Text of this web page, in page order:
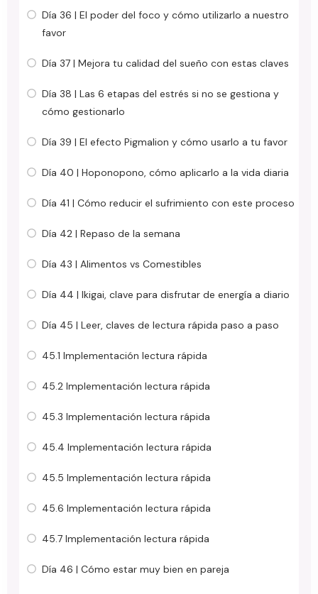
Día 36 | El poder del foco y cómo utilizarlo a nuestro
favor
Día 37 | Mejora tu calidad del sueño con estas claves
Día 38 | Las 6 etapas del estrés si no se gestiona y
cómo gestionarlo
Día 39 | El efecto Pigmalion y cómo usarlo a tu favor
Día 40 | Hoponopono, cómo aplicarlo a la vida diaria
Día 41 | Cómo reducir el sufrimiento con este proceso
Día 42 | Repaso de la semana
Día 43 | Alimentos vs Comestibles
Día 44 | Ikigai, clave para disfrutar de energía a diario
Día 45 | Leer, claves de lectura rápida paso a paso
45.1 Implementación lectura rápida
45.2 Implementación lectura rápida
45.3 Implementación lectura rápida
45.4 Implementación lectura rápida
45.5 Implementación lectura rápida
45.6 Implementación lectura rápida
45.7 Implementación lectura rápida
Día 46 | Cómo estar muy bien en pareja